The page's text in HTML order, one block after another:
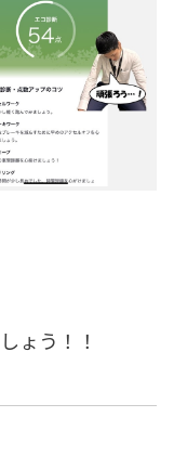
ょう！！